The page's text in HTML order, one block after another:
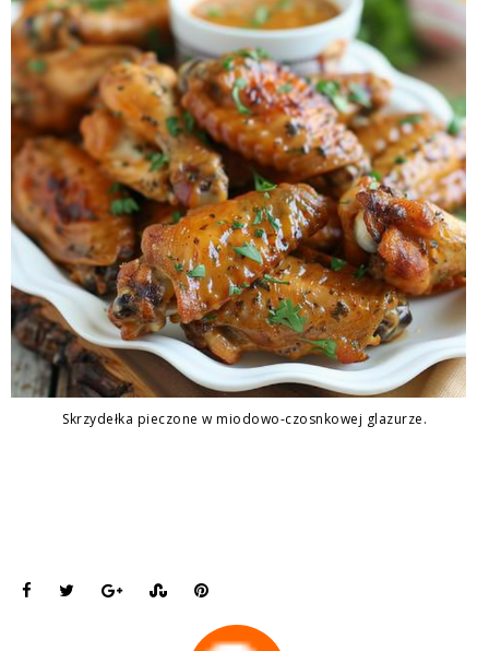
Skrzydełka pieczone w miodowo-czosnkowej glazurze.